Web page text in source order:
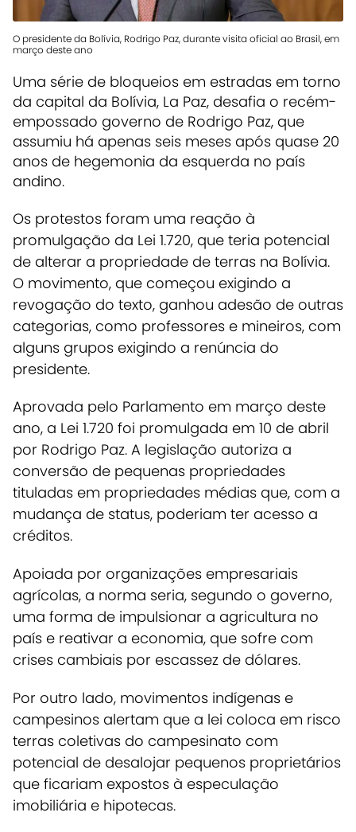
O presidente da Bolívia, Rodrigo Paz, durante visita oficial ao Brasil, em
março deste ano
Uma série de bloqueios em estradas em torno
da capital da Bolívia, La Paz, desafia o recém-
empossado governo de Rodrigo Paz, que
assumiu há apenas seis meses após quase 20
anos de hegemonia da esquerda no país
andino.
Os protestos foram uma reação à
promulgação da Lei 1.720, que teria potencial
de alterar a propriedade de terras na Bolívia.
O movimento, que começou exigindo a
revogação do texto, ganhou adesão de outras
categorias, como professores e mineiros, com
alguns grupos exigindo a renúncia do
presidente.
Aprovada pelo Parlamento em março deste
ano, a Lei 1.720 foi promulgada em 10 de abril
por Rodrigo Paz. A legislação autoriza a
conversão de pequenas propriedades
tituladas em propriedades médias que, com a
mudança de status, poderiam ter acesso a
créditos.
Apoiada por organizações empresariais
agrícolas, a norma seria, segundo o governo,
uma forma de impulsionar a agricultura no
país e reativar a economia, que sofre com
crises cambiais por escassez de dólares.
Por outro lado, movimentos indígenas e
campesinos alertam que a lei coloca em risco
terras coletivas do campesinato com
potencial de desalojar pequenos proprietários
que ficariam expostos à especulação
imobiliária e hipotecas.